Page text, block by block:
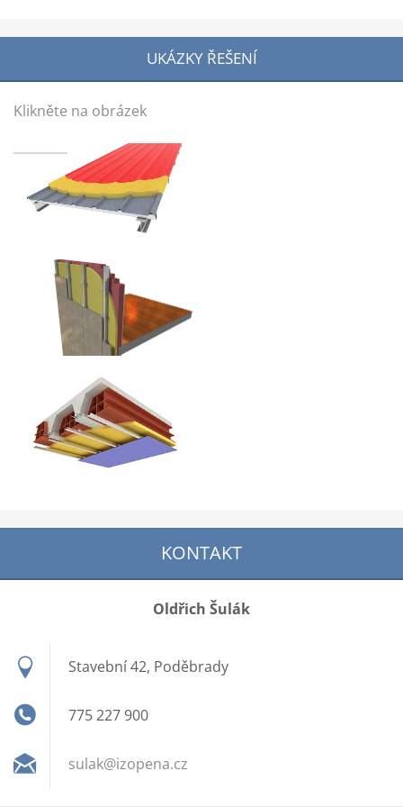
UKÁZKY ŘEŠENÍ
Klikněte na obrázek
KONTAKT
Oldřich Šulák
Stavební 42, Poděbrady
775 227 900
sulak@izopena.cz